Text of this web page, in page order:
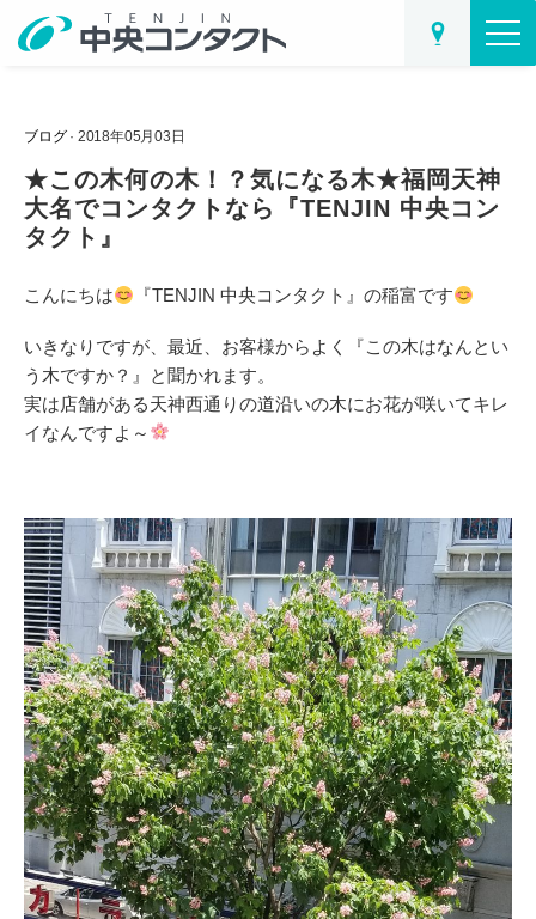
ブログ· 2018年05月03日
★この木何の木！？気になる木★福岡天神
大名でコンタクトなら『TENJIN 中央コン
タクト』
こんにちは 『TENJIN 中央コンタクト』の稲富です
いきなりですが、最近、お客様からよく
『この木はなんとい
う木ですか？』
と聞かれます。
実は店舗がある天神西通りの道沿いの木にお花が咲いてキレ
イなんですよ～